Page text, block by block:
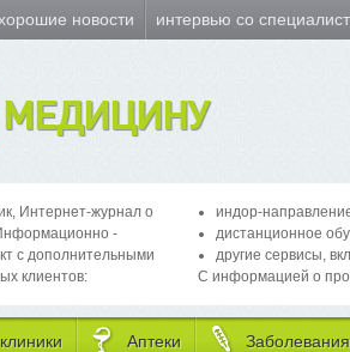
новости интервью со
МЕДИЦИНУ
Интернет-журнал о
-
с дополнительными
клиентов:
индор-
дистанционное
другие сервисы,
С информацией о
Аптеки Заболевания